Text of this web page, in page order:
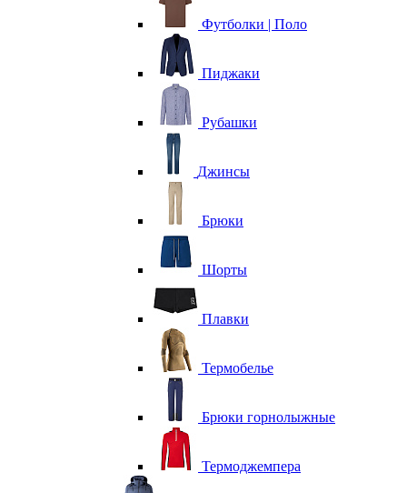
Футболки | Поло
Пиджаки
Рубашки
Джинсы
Брюки
Шорты
Плавки
Термобелье
Брюки горнолыжные
Термоджемпера